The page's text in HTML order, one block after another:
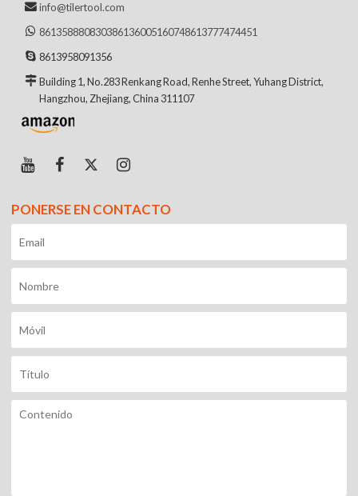
info@tilertool.com
861358880830386136005160748613777474451
8613958091356
Building 1, No.283 Renkang Road, Renhe Street, Yuhang District,
Hangzhou, Zhejiang, China 311107
PONERSE EN CONTACTO